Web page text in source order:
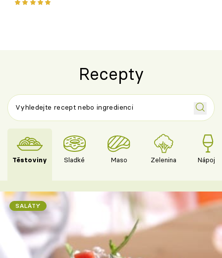
Recepty
Těstoviny Sladké Maso Zelenina Nápoje
SALÁTY